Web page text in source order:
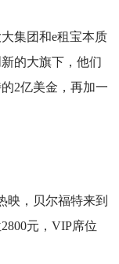
集团和e租宝本质
的大旗下，他们
2亿美金，再加一
映，贝尔福特来到
元，VIP席位